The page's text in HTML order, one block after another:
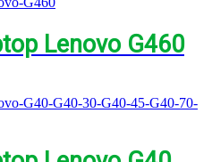
Lenovo G460